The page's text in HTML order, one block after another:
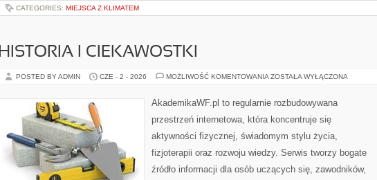
CATEGORIES: MIEJSCA Z KLIMATEM
HISTORIA I CIEKAWOSTKI
POSTED BY ADMIN CZE - 2 - 2026 MOŻLIWOŚĆ KOMENTOWANIA HISTORIA
ZOSTAŁA WYŁĄCZONA
AkademikaWF.pl to regularnie rozbudowywana
przestrzeń internetowa, która koncentruje się
aktywności fizycznej, świadomym stylu życia,
fizjoterapii oraz rozwoju wiedzy. Serwis tworzy bogate
źródło informacji dla osób uczących się, zawodników,